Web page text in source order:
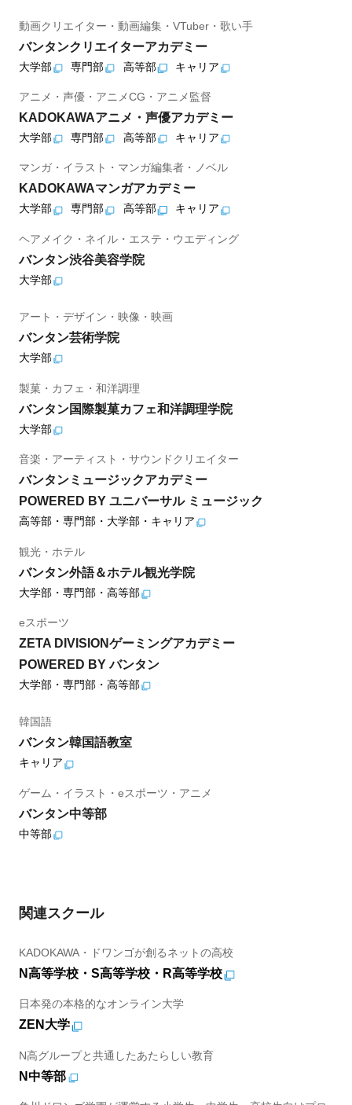
動画クリエイター・動画編集・VTuber・歌い手
バンタンクリエイターアカデミー
大学部 専門部 高等部 キャリア
アニメ・声優・アニメCG・アニメ監督
KADOKAWAアニメ・声優アカデミー
大学部 専門部 高等部 キャリア
マンガ・イラスト・マンガ編集者・ノベル
KADOKAWAマンガアカデミー
大学部 専門部 高等部 キャリア
ヘアメイク・ネイル・エステ・ウエディング
バンタン渋谷美容学院
大学部
アート・デザイン・映像・映画
バンタン芸術学院
大学部
製菓・カフェ・和洋調理
バンタン国際製菓カフェ和洋調理学院
大学部
音楽・アーティスト・サウンドクリエイター
バンタンミュージックアカデミー
POWERED BY ユニバーサル ミュージック
高等部・専門部・大学部・キャリア
観光・ホテル
バンタン外語＆ホテル観光学院
大学部・専門部・高等部
eスポーツ
ZETA DIVISIONゲーミングアカデミー
POWERED BY バンタン
大学部・専門部・高等部
韓国語
バンタン韓国語教室
キャリア
ゲーム・イラスト・eスポーツ・アニメ
バンタン中等部
中等部
関連スクール
KADOKAWA・ドワンゴが創るネットの高校
N高等学校・S高等学校・R高等学校
日本発の本格的なオンライン大学
ZEN大学
N高グループと共通したあたらしい教育
N中等部